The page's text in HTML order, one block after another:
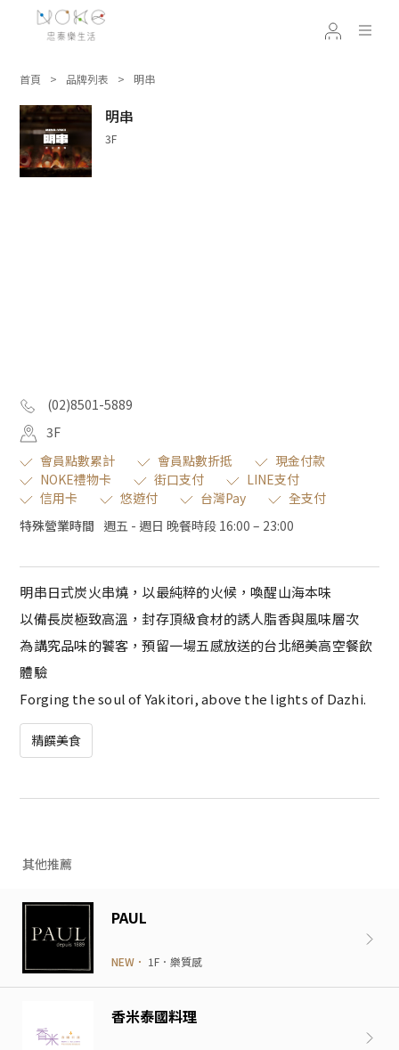
首頁 品牌列表 明串
明串
3F
(02)8501-5889
3F
會員點數累計
會員點數折抵
現金付款
NOKE禮物卡
街口支付
LINE支付
信用卡
悠遊付 台灣Pay
全支付
特殊營業時間 週五 - 週日 晚餐時段 16:00 – 23:00
明串日式炭火串燒，以最純粹的火候，喚醒山海本味
以備長炭極致高溫，封存頂級食材的誘人脂香與風味層次
為講究品味的饕客，預留一場五感放送的台北絕美高空餐飲
體驗
Forging the soul of Yakitori, above the lights of Dazhi.
精饌美食
其他推薦
PAUL
NEW． 1F．樂質感
香米泰國料理